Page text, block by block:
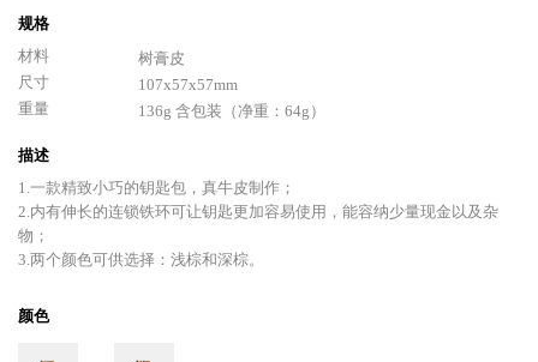
规格
材料
树膏皮
尺寸
107x57x57mm
重量
136g 含包装（净重：64g）
描述
1.一款精致小巧的钥匙包，真牛皮制作；
2.内有伸长的连锁铁环可让钥匙更加容易使用，能容纳少量现金以及杂
物；
3.两个颜色可供选择：浅棕和深棕。
颜色